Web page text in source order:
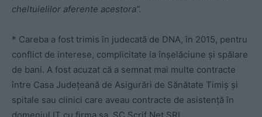
cheltuielilor aferente acestora”.
* Careba a fost trimis în judecată de DNA, în 2015, pentru
conflict de interese, complicitate la înșelăciune și spălare
de bani. A fost acuzat că a semnat mai multe contracte
între Casa Județeană de Asigurări de Sănătate Timiș și
spitale sau clinici care aveau contracte de asistență în